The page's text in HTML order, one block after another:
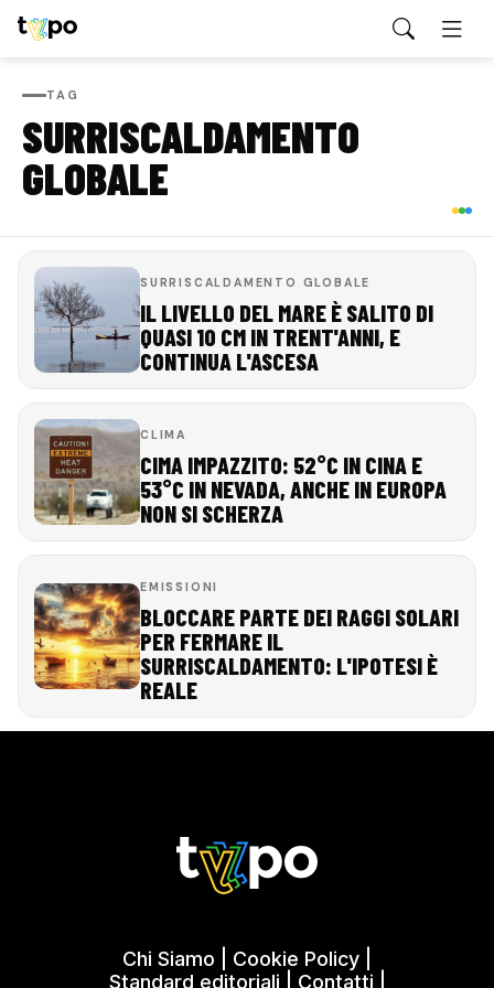
TAG
SURRISCALDAMENTO
GLOBALE
SURRISCALDAMENTO GLOBALE
IL LIVELLO DEL MARE È SALITO DI
QUASI 10 CM IN TRENT'ANNI, E
CONTINUA L'ASCESA
CLIMA
CIMA IMPAZZITO: 52°C IN CINA E
53°C IN NEVADA, ANCHE IN EUROPA
NON SI SCHERZA
EMISSIONI
BLOCCARE PARTE DEI RAGGI SOLARI
PER FERMARE IL
SURRISCALDAMENTO: L'IPOTESI È
REALE
Chi Siamo Cookie Policy
Standard editoriali
Contatti